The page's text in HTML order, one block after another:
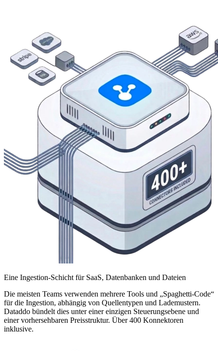
Eine Ingestion-Schicht für SaaS, Datenbanken und Dateien
Die meisten Teams verwenden mehrere Tools und „Spaghetti-Code“
für die Ingestion, abhängig von Quellentypen und Lademustern.
Dataddo bündelt dies unter einer einzigen Steuerungsebene und
einer vorhersehbaren Preisstruktur. Über 400 Konnektoren
inklusive.